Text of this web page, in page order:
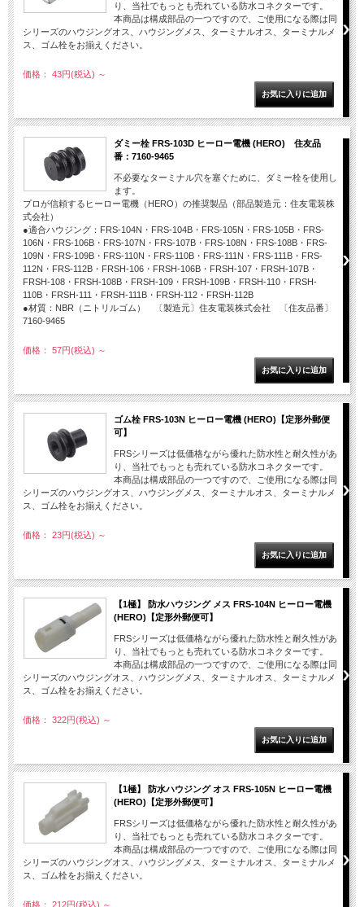
り、当社でもっとも売れている防水コネクターです。
本商品は構成部品の一つですので、ご使用になる際は同
シリーズのハウジングオス、ハウジングメス、ターミナルオス、ターミナルメ
ス、ゴム栓をお揃えください。
価格： 43円(税込) ～
ダミー栓 FRS-103D ヒーロー電機 (HERO) 住友品
番：7160-9465
不必要なターミナル穴を塞ぐために、ダミー栓を使用し
ます。
プロが信頼するヒーロー電機（HERO）の推奨製品（部品製造元：住友電装株
式会社）
●適合ハウジング：FRS-104N・FRS-104B・FRS-105N・FRS-105B・FRS-
106N・FRS-106B・FRS-107N・FRS-107B・FRS-108N・FRS-108B・FRS-
109N・FRS-109B・FRS-110N・FRS-110B・FRS-111N・FRS-111B・FRS-
112N・FRS-112B・FRSH-106・FRSH-106B・FRSH-107・FRSH-107B・
FRSH-108・FRSH-108B・FRSH-109・FRSH-109B・FRSH-110・FRSH-
110B・FRSH-111・FRSH-111B・FRSH-112・FRSH-112B
●材質：NBR（ニトリルゴム） 〔製造元〕住友電装株式会社 〔住友品番〕
7160-9465
価格： 57円(税込) ～
ゴム栓 FRS-103N ヒーロー電機 (HERO)【定形外郵便
可】
FRSシリーズは低価格ながら優れた防水性と耐久性があ
り、当社でもっとも売れている防水コネクターです。
本商品は構成部品の一つですので、ご使用になる際は同
シリーズのハウジングオス、ハウジングメス、ターミナルオス、ターミナルメ
ス、ゴム栓をお揃えください。
価格： 23円(税込) ～
【1極】 防水ハウジング メス FRS-104N ヒーロー電機
(HERO)【定形外郵便可】
FRSシリーズは低価格ながら優れた防水性と耐久性があ
り、当社でもっとも売れている防水コネクターです。
本商品は構成部品の一つですので、ご使用になる際は同
シリーズのハウジングオス、ハウジングメス、ターミナルオス、ターミナルメ
ス、ゴム栓をお揃えください。
価格： 322円(税込) ～
【1極】 防水ハウジング オス FRS-105N ヒーロー電機
(HERO)【定形外郵便可】
FRSシリーズは低価格ながら優れた防水性と耐久性があ
り、当社でもっとも売れている防水コネクターです。
本商品は構成部品の一つですので、ご使用になる際は同
シリーズのハウジングオス、ハウジングメス、ターミナルオス、ターミナルメ
ス、ゴム栓をお揃えください。
価格： 212円(税込) ～